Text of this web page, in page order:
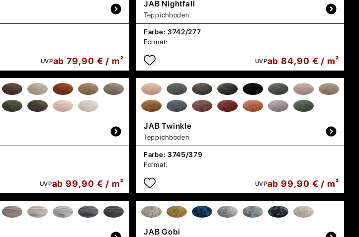
UVPab 79,90 € / m²
JAB Nightfall
Teppichboden
Farbe: 3742/277
Format:
UVPab 84,90 € / m²
UVPab 99,90 € / m²
JABTwinkle
Teppichboden
Farbe: 3745/379
Format:
UVPab 99,90 € / m²
JABGobi